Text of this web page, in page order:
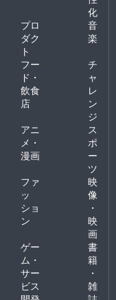
化
プロ
ダク
ト
音
楽
フー
ド・
飲食
店
チ
ャ
レ
ン
ジ
アニ
メ・
漫画
ス
ポ
ー
ツ
ファ
ッ
ショ
ン
映
像
・
映
画
ゲー
ム・
サー
ビス
書
籍
・
雑